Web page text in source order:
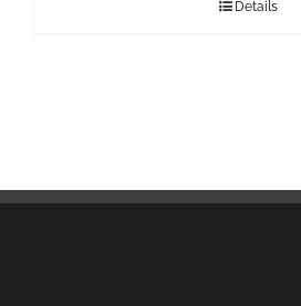
Details